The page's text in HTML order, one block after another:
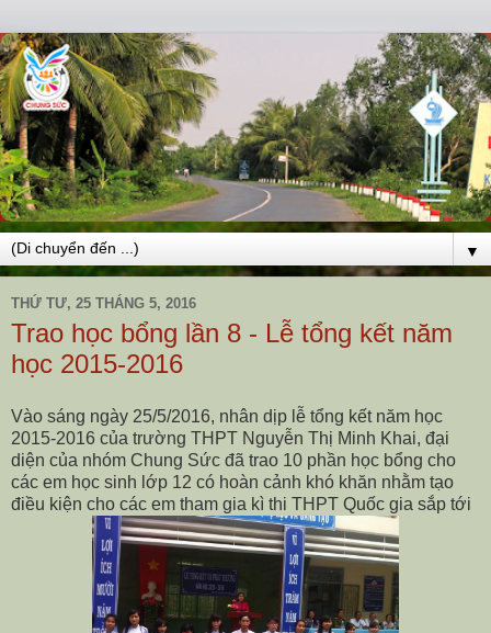
▼
THỨ TƯ, 25 THÁNG 5, 2016
Trao học bổng lần 8 - Lễ tổng kết năm
học 2015-2016
Vào sáng ngày 25/5/2016, nhân dịp lễ tổng kết năm học
2015-2016 của trường THPT Nguyễn Thị Minh Khai, đại
diện của nhóm Chung Sức đã trao 10 phần học bổng cho
các em học sinh lớp 12 có hoàn cảnh khó khăn nhằm tạo
điều kiện cho các em tham gia kì thi THPT Quốc gia sắp tới